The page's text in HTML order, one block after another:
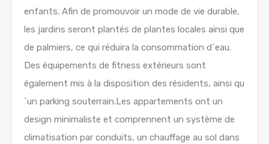
enfants. Afin de promouvoir un mode de vie durable,
les jardins seront plantés de plantes locales ainsi que
de palmiers, ce qui réduira la consommation d´eau.
Des équipements de fitness extérieurs sont
également mis à la disposition des résidents, ainsi qu
´un parking souterrain.Les appartements ont un
design minimaliste et comprennent un système de
climatisation par conduits, un chauffage au sol dans